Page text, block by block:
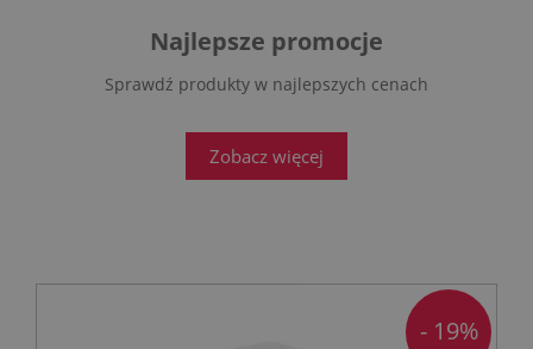
Najlepsze promocje
Sprawdź produkty w najlepszych cenach
Zobacz więcej
- 19%